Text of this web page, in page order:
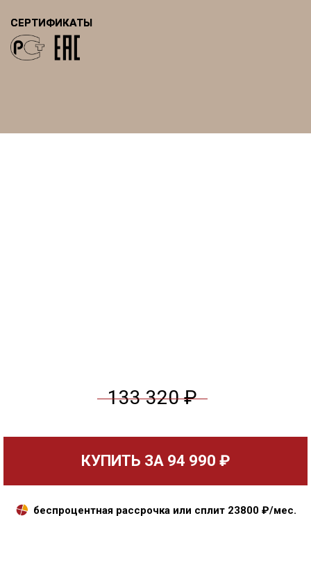
СЕРТИФИКАТЫ
133 320 ₽
КУПИТЬ ЗА 94 990 ₽
беспроцентная рассрочка или сплит 23800₽/мес.